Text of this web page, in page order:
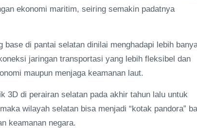
ekonomi maritim, seiring semakin padatnya
base di pantai selatan dinilai menghadapi lebih
jaringan transportasi yang lebih fleksibel dan
maupun menjaga keamanan laut.
3D di perairan selatan pada akhir tahun lalu untuk
wilayah selatan bisa menjadi “kotak pandora”
keamanan negara.